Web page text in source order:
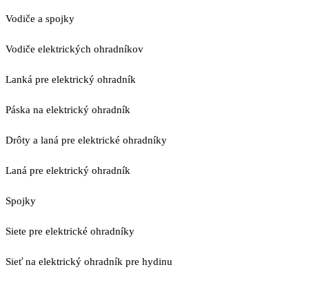
Vodiče a spojky
Vodiče elektrických ohradníkov
Lanká pre elektrický ohradník
Páska na elektrický ohradník
Drôty a laná pre elektrické ohradníky
Laná pre elektrický ohradník
Spojky
Siete pre elektrické ohradníky
Sieť na elektrický ohradník pre hydinu